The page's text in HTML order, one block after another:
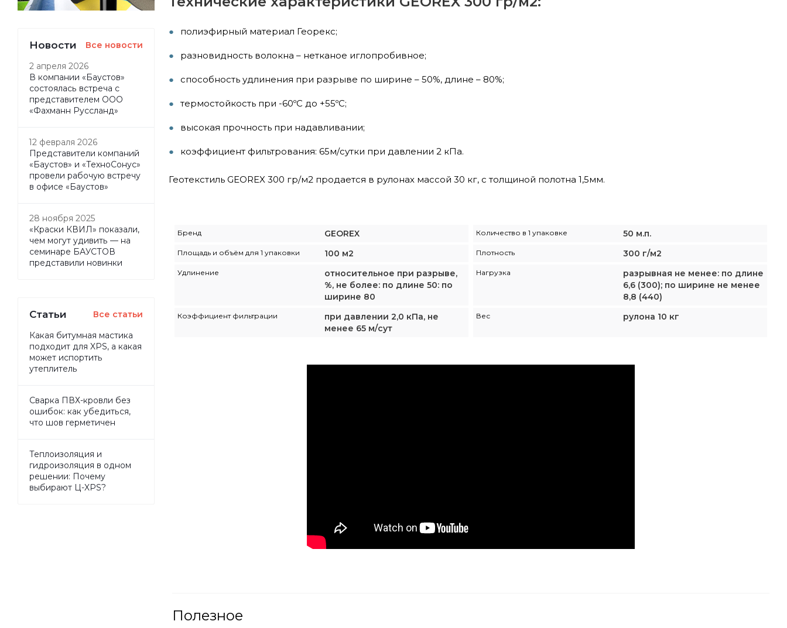
полиэфирный материал Георекс;
разновидность волокна – нетканое иглопробивное;
способность удлинения при разрыве по ширине – 50%, длине – 80%;
термостойкость при -60ºС до +55ºС;
высокая прочность при надавливании;
коэффициент фильтрования: 65м/сутки при давлении 2 кПа.
Геотекстиль GEOREX 300 гр/м2 продается в рулонах массой 30 кг, с толщиной полотна 1,5мм.
Бренд GEOREX Количество в 1 упаковке 50 м.п.
Площадь и объём для 1 упаковки 100 м2 Плотность 300 г/м2
Удлинение
относительное при разрыве,
%, не более: по длине 50: по
ширине 80
Нагрузка
разрывная не менее: по длине
6,6 (300); по ширине не менее
8,8 (440)
Коэффициент фильтрации
при давлении 2,0 кПа, не
менее 65 м/сут
Вес рулона 10 кг
Полезное
Новости Все новости
2 апреля 2026
В компании «Баустов»
состоялась встреча с
представителем ООО
«Фахманн Руссланд»
12 февраля 2026
Представители компаний
«Баустов» и «ТехноСонус»
провели рабочую встречу
в офисе «Баустов»
28 ноября 2025
«Краски КВИЛ» показали,
чем могут удивить — на
семинаре БАУСТОВ
представили новинки
Статьи Все статьи
Какая битумная мастика
подходит для XPS, а какая
может испортить
утеплитель
Сварка ПВХ-кровли без
ошибок: как убедиться,
что шов герметичен
Теплоизоляция и
гидроизоляция в одном
решении: Почему
выбирают Ц-XPS?